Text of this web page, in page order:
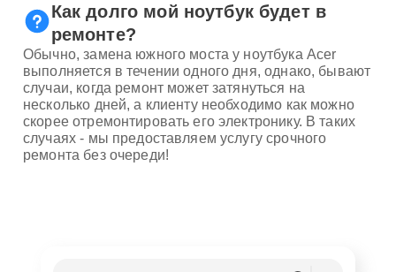
Как долго мой ноутбук будет в
ремонте?
Обычно, замена южного моста у ноутбука Acer
выполняется в течении одного дня, однако, бывают
случаи, когда ремонт может затянуться на
несколько дней, а клиенту необходимо как можно
скорее отремонтировать его электронику. В таких
случаях - мы предоставляем услугу срочного
ремонта без очереди!